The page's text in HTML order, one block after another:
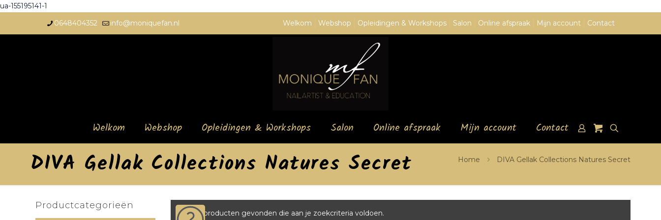
ua-155195141-1
0648404352
info@moniquefan.nl Welkom Webshop Opleidingen & Workshops Salon Online afspraak Mijn account Contact
Welkom Webshop Opleidingen & Workshops Salon Online afspraak Mijn account Contact
DIVA Gellak Collections Natures Secret Home DIVA Gellak Collections Natures Secret
Geen producten gevonden die aan je zoekcriteria voldoen.
Productcategorieën